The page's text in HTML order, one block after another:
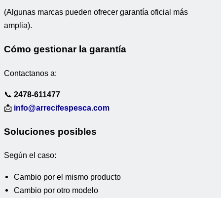
(Algunas marcas pueden ofrecer garantía oficial más
amplia).
Cómo gestionar la garantía
Contactanos a:
📞 2478-611477
📩 info@arrecifespesca.com
Soluciones posibles
Según el caso:
Cambio por el mismo producto
Cambio por otro modelo